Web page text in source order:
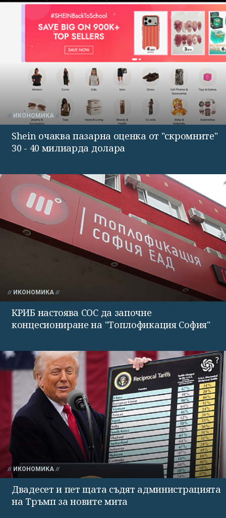
ИКОНОМИКА
Shein очаква пазарна оценка от "скромните"
30 - 40 милиарда долара
ИКОНОМИКА
КРИБ настоява СОС да започне
концесиониране на "Топлофикация София"
ИКОНОМИКА
Двадесет и пет щата съдят администрацията
на Тръмп за новите мита